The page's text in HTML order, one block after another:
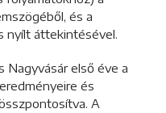
és a
nyílt áttekintésével.
Nagyvásár első éve a
és
A